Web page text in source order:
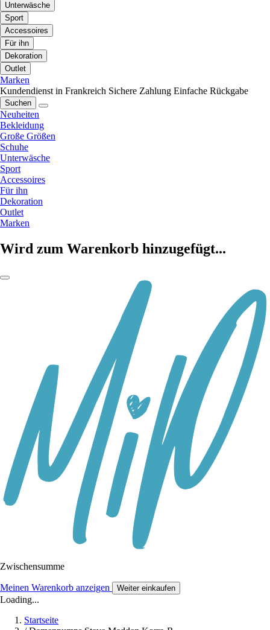
Unterwäsche
Sport
Accessoires
Für ihn
Dekoration
Outlet
Marken
Kundendienst in Frankreich Sichere Zahlung Einfache Rückgabe
Suchen
Neuheiten
Bekleidung
Große Größen
Schuhe
Unterwäsche
Sport
Accessoires
Für ihn
Dekoration
Outlet
Marken
Wird zum Warenkorb hinzugefügt...
Zwischensumme
Meinen Warenkorb anzeigen Weiter einkaufen
Loading...
Startseite